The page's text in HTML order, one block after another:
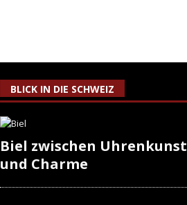
BLICK IN DIE SCHWEIZ
Biel zwischen Uhrenkunst
und Charme